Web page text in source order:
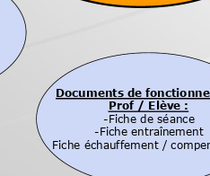
Documents de
Prof / Elève :
-Fiche de séance
-Fiche entraînement
Fiche échauffement /